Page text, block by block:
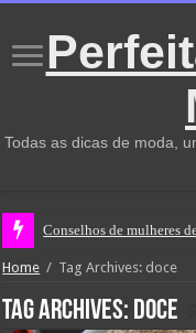
Todas as dicas de moda,
Conselhos de mulheres
Home / Tag Archives: doce
Tag Archives: doce